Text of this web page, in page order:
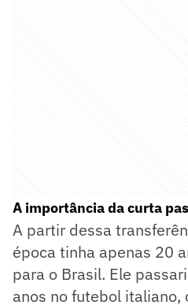
A importância da curta
A partir dessa
época tinha apenas 20
para o Brasil. Ele
anos no futebol italiano,